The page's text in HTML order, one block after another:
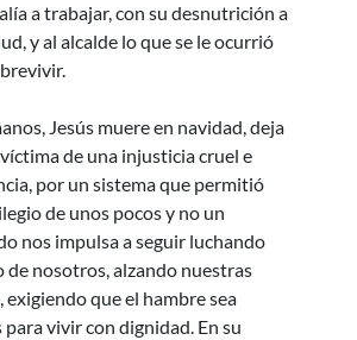
a trabajar, con su desnutrición a
y al alcalde lo que se le ocurrió
Jesús muere en navidad, deja
de una injusticia cruel e
por un sistema que permitió
de unos pocos y no un
nos impulsa a seguir luchando
de nosotros, alzando nuestras
que el hambre sea
vivir con dignidad. En su